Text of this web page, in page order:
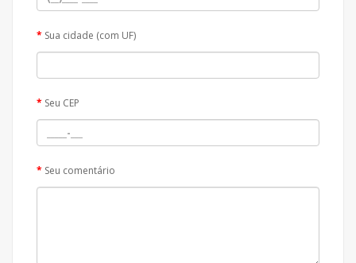
Sua cidade (com UF)
Seu CEP
Seu comentário